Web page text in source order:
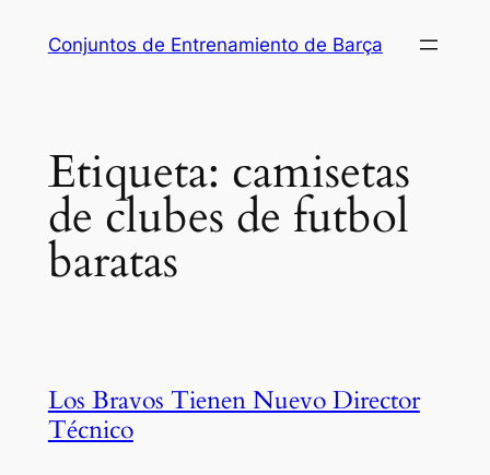
Conjuntos de Entrenamiento de Barça
Etiqueta: camisetas
de clubes de futbol
baratas
Los Bravos Tienen Nuevo Director
Técnico